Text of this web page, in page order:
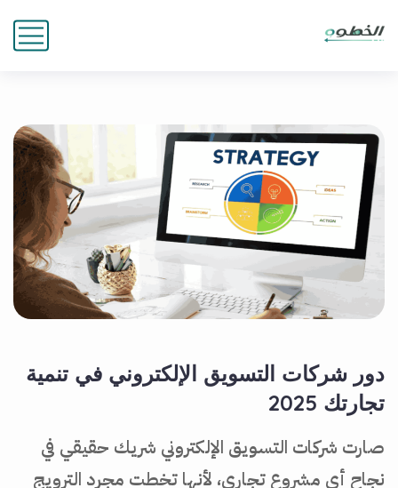
دور شركات التسويق الإلكتروني في تنمية
تجارتك 2025
صارت شركات التسويق الإلكتروني شريك حقيقي في
نجاح أي مشروع تجاري، لأنها تخطت مجرد الترويج